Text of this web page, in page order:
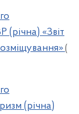
(річна) «Звіт
(
(річна)